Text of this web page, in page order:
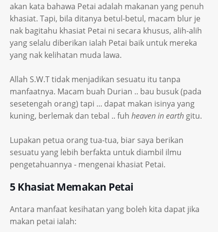
akan kata bahawa Petai adalah makanan yang penuh
khasiat. Tapi, bila ditanya betul-betul, macam blur je
nak bagitahu khasiat Petai ni secara khusus, alih-alih
yang selalu diberikan ialah Petai baik untuk mereka
yang nak kelihatan muda lawa.
Allah S.W.T tidak menjadikan sesuatu itu tanpa
manfaatnya. Macam buah Durian .. bau busuk (pada
sesetengah orang) tapi ... dapat makan isinya yang
kuning, berlemak dan tebal .. fuh heaven in earth gitu.
Lupakan petua orang tua-tua, biar saya berikan
sesuatu yang lebih berfakta untuk diambil ilmu
pengetahuannya - mengenai khasiat Petai.
5 Khasiat Memakan Petai
Antara manfaat kesihatan yang boleh kita dapat jika
makan petai ialah: